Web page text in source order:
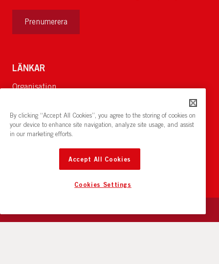
Prenumerera
LÄNKAR
Organisation
Lediga jobb
Nyheter och pressrum
Restaurang och konferens: cirkelnstockholm.se
By clicking “Accept All Cookies”, you agree to the storing of cookies on
your device to enhance site navigation, analyze site usage, and assist
in our marketing efforts.
Accept All Cookies
Cookies Settings